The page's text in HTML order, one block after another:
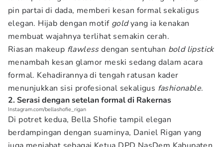
pin partai di dada, memberi kesan formal sekaligus
elegan. Hijab dengan motif goldyang ia kenakan
membuat wajahnya terlihat semakin cerah.
Riasan makeup flawlessdengan sentuhan bold lipstick
menambah kesan glamor meski sedang dalam acara
formal. Kehadirannya di tengah ratusan kader
menunjukkan sisi profesional sekaligus fashionable.
2. Serasi dengan setelan formal di Rakernas
Instagram.com/bellashofie_rigan
Di potret kedua, Bella Shofie tampil elegan
berdampingan dengan suaminya, Daniel Rigan yang